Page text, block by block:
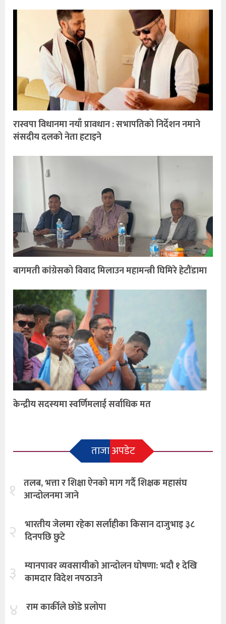
रास्वपा विधानमा नयाँ प्रावधान : सभापतिको निर्देशन नमाने
संसदीय दलको नेता हटाइने
बागमती कांग्रेसको विवाद मिलाउन महामन्त्री घिमिरे हेटौंडामा
केन्द्रीय सदस्यमा स्वर्णिमलाई सर्वाधिक मत
ताजा अपडेट
१ तलब, भत्ता र शिक्षा ऐनको माग गर्दै शिक्षक महासंघ
आन्दोलनमा जाने
२ भारतीय जेलमा रहेका सर्लाहीका किसान दाजुभाइ ३८
दिनपछि छुटे
३ म्यानपावर व्यवसायीको आन्दोलन घोषणा: भदौ १ देखि
कामदार विदेश नपठाउने
४ राम कार्कीले छोडे प्रलोपा